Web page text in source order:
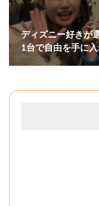
ディズニー好きが
1台で自由を手に